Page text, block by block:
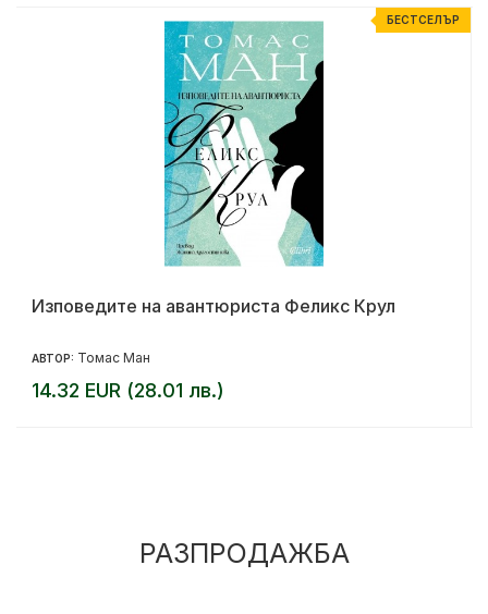
БЕСТСЕЛЪР
Изповедите на авантюриста Феликс Крул
АВТОР: Томас Ман
14.32 EUR (28.01 лв.)
РАЗПРОДАЖБА